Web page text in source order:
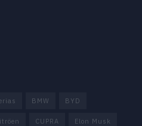
BMW BYD
CUPRA Elon Musk